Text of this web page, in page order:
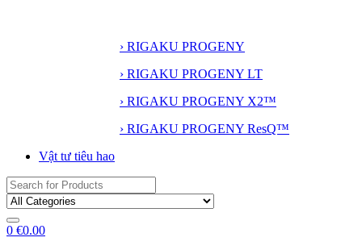
› RIGAKU PROGENY
› RIGAKU PROGENY LT
› RIGAKU PROGENY X2™
› RIGAKU PROGENY ResQ™
Vật tư tiêu hao
Search
for:
0 €0.00